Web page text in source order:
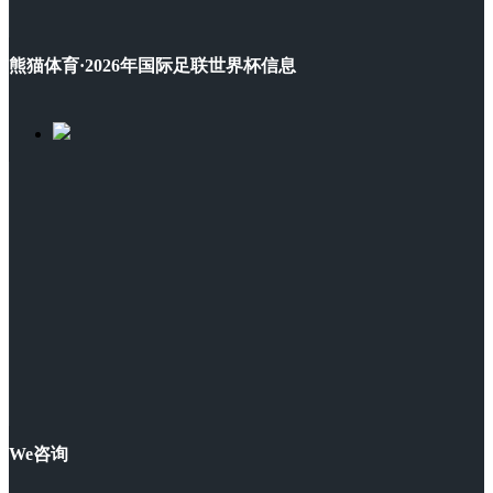
熊猫体育·2026年国际足联世界杯信息
We咨询